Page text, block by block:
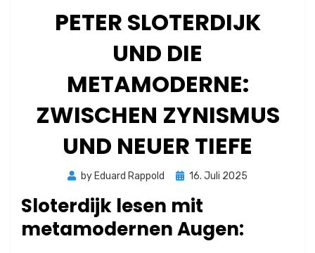
PETER SLOTERDIJK
UND DIE
METAMODERNE:
ZWISCHEN ZYNISMUS
UND NEUER TIEFE
by Eduard Rappold
Posted
16. Juli 2025
Sloterdijk lesen mit
metamodernen Augen: